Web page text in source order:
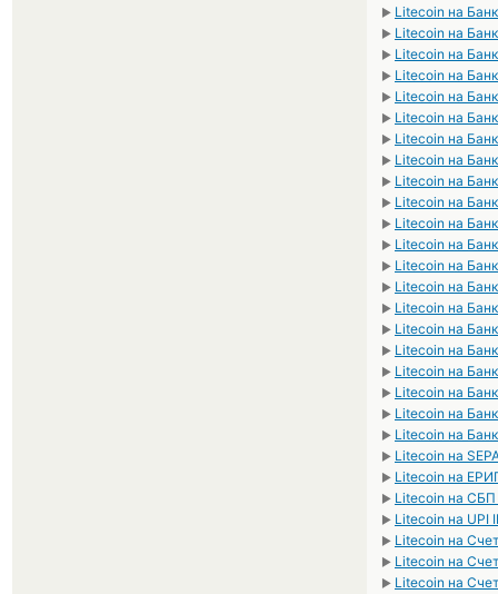
► Litecoin на
► Litecoin на
► Litecoin на
► Litecoin на
► Litecoin на
► Litecoin на
► Litecoin на
► Litecoin на
► Litecoin на
► Litecoin на
► Litecoin на
► Litecoin на
► Litecoin на
► Litecoin на
► Litecoin на
► Litecoin на
► Litecoin на
► Litecoin на
► Litecoin на
► Litecoin на
► Litecoin на
► Litecoin на
► Litecoin на
► Litecoin на СБП
► Litecoin на UPI
► Litecoin на
► Litecoin на
► Litecoin на